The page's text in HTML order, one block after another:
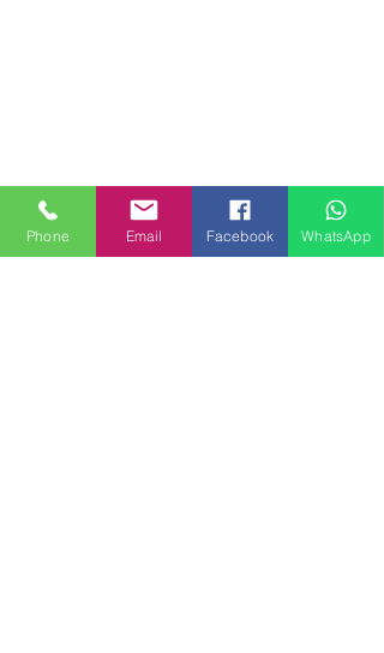
MILANHOUSES
Phone Email Facebook WhatsApp